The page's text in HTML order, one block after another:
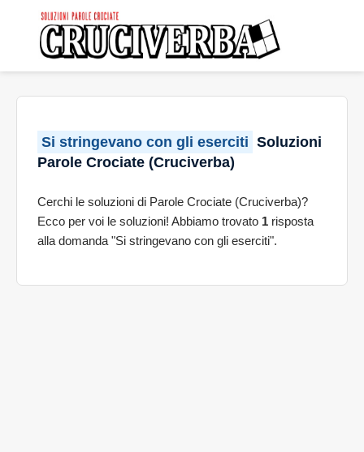
Si stringevano con gli eserciti Soluzioni
Parole Crociate (Cruciverba)
Cerchi le soluzioni di Parole Crociate (Cruciverba)?
Ecco per voi le soluzioni! Abbiamo trovato 1 risposta
alla domanda "Si stringevano con gli eserciti".